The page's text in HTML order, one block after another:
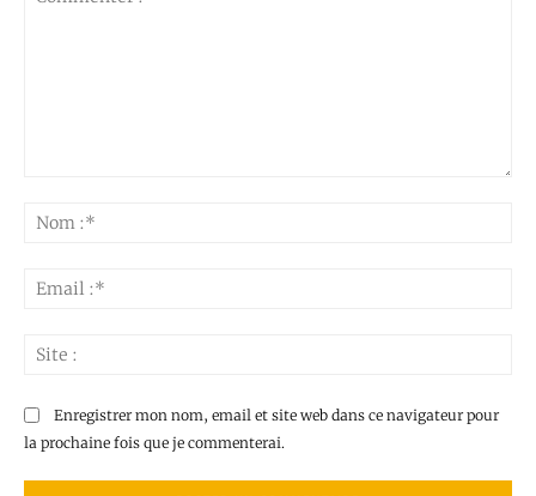
Enregistrer mon nom, email et site web dans ce navigateur pour
la prochaine fois que je commenterai.